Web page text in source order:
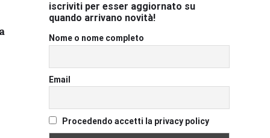
iscriviti per esser aggiornato su
quando arrivano novità!
Nome o nome completo
Email
Procedendo accetti la privacy policy